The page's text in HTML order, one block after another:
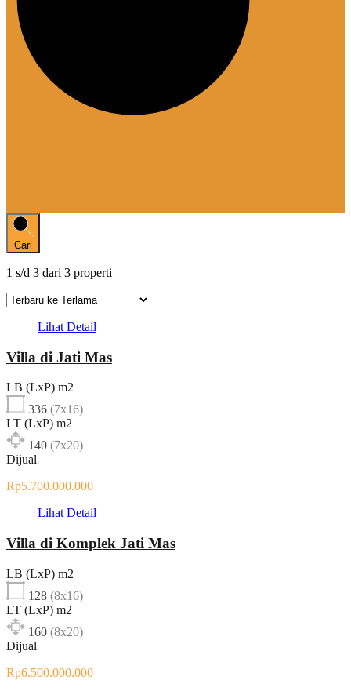
Cari
1 s/d 3 dari 3 properti
Lihat Detail
Villa di Jati Mas
LB (LxP) m2
336 (7x16)
LT (LxP) m2
140 (7x20)
Dijual
Rp5.700.000.000
Lihat Detail
Villa di Komplek Jati Mas
LB (LxP) m2
128 (8x16)
LT (LxP) m2
160 (8x20)
Dijual
Rp6.500.000.000